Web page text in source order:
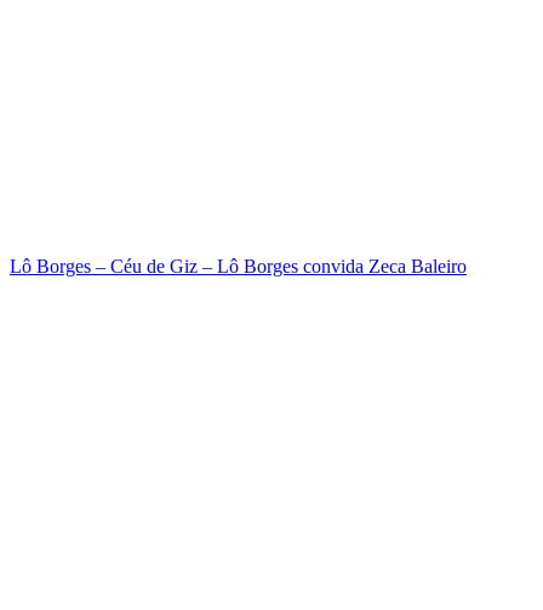
Lô Borges – Céu de Giz – Lô Borges convida Zeca Baleiro